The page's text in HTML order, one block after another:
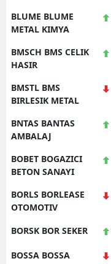
BLUME BLUME
METAL KIMYA
BMSCH BMS CELIK
HASIR
BMSTL BMS
BIRLESIK METAL
BNTAS BANTAS
AMBALAJ
BOBET BOGAZICI
BETON SANAYI
BORLS BORLEASE
OTOMOTIV
BORSK BOR SEKER
BOSSA BOSSA